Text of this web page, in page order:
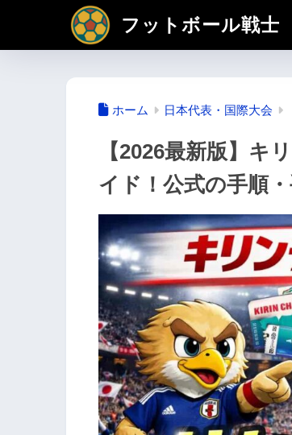
フットボール戦士
ホーム 日本代表・国際大会
【2026最新版】キ
イド！公式の手順